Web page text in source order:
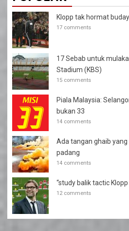
Klopp tak hormat
17 comments
17 Sebab untuk
Stadium (KBS)
15 comments
Piala Malaysia:
bukan 33
14 comments
Ada tangan ghaib
padang
14 comments
“study balik tactic Klopp
12 comments